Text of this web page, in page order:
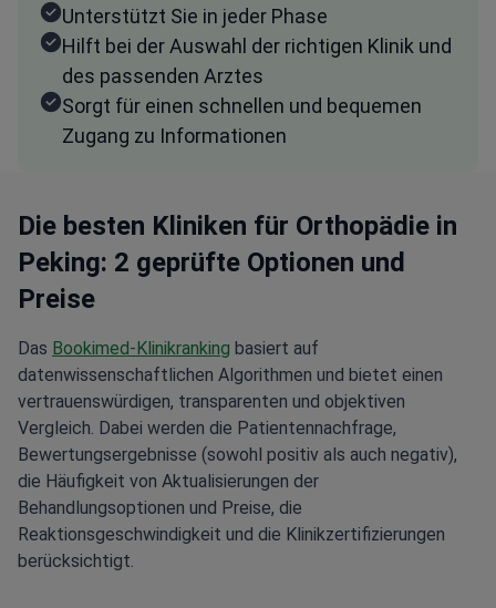
Unterstützt Sie in jeder Phase
Hilft bei der Auswahl der richtigen Klinik und
des passenden Arztes
Sorgt für einen schnellen und bequemen
Zugang zu Informationen
Die besten Kliniken für Orthopädie in
Peking: 2 geprüfte Optionen und
Preise
Das Bookimed-Klinikranking basiert auf
datenwissenschaftlichen Algorithmen und bietet einen
vertrauenswürdigen, transparenten und objektiven
Vergleich. Dabei werden die Patientennachfrage,
Bewertungsergebnisse (sowohl positiv als auch negativ),
die Häufigkeit von Aktualisierungen der
Behandlungsoptionen und Preise, die
Reaktionsgeschwindigkeit und die Klinikzertifizierungen
berücksichtigt.